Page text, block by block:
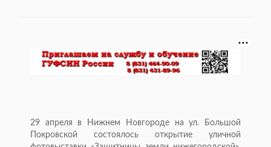
29 апреля в Нижнем Новгороде на ул. Большой
Покровской состоялось открытие уличной